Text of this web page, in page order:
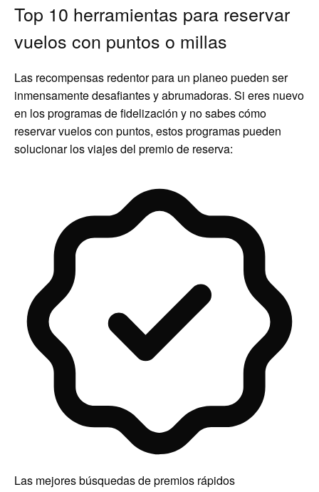
Top 10 herramientas para reservar
vuelos con puntos o millas
Las recompensas redentor para un planeo pueden ser
inmensamente desafiantes y abrumadoras. Si eres nuevo
en los programas de fidelización y no sabes cómo
reservar vuelos con puntos, estos programas pueden
solucionar los viajes del premio de reserva:
Las mejores búsquedas de premios rápidos